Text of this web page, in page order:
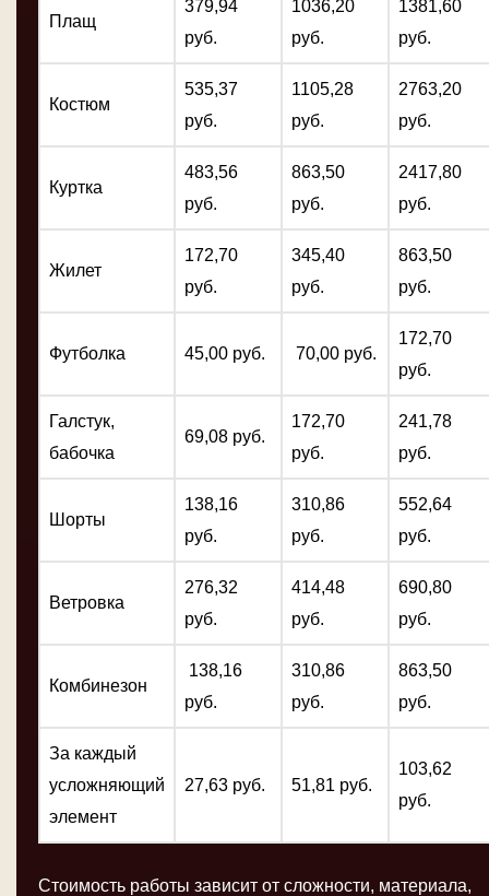
Плащ
379,94
руб.
1036,20
руб.
1381,60
руб.
Костюм
535,37
руб.
1105,28
руб.
2763,20
руб.
Куртка
483,56
руб.
863,50
руб.
2417,80
руб.
Жилет
172,70
руб.
345,40
руб.
863,50
руб.
Футболка 45,00 руб. 70,00 руб.
172,70
руб.
Галстук,
бабочка
69,08 руб.
172,70
руб.
241,78
руб.
Шорты
138,16
руб.
310,86
руб.
552,64
руб.
Ветровка
276,32
руб.
414,48
руб.
690,80
руб.
Комбинезон
138,16
руб.
310,86
руб.
863,50
руб.
За каждый
усложняющий
элемент
27,63 руб. 51,81 руб.
103,62
руб.
Стоимость работы зависит от сложности, материала,